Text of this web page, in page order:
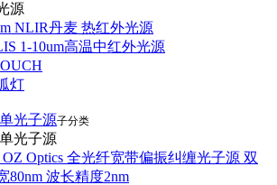
源
NLIR丹麦 热红外光源
1-10um高温中红外光源
灯
光子源子分类
光子源
OZ Optics 全光纤宽带偏振纠缠光子源 双
80nm 波长精度2nm